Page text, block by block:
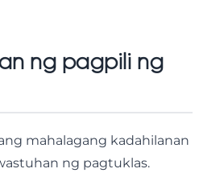
ng pagpili ng
mahalagang kadahilanan
ng pagtuklas.